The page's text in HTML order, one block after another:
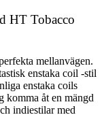
HT Tobacco
mellanvägen.
enstaka coil -stil
enstaka coils
komma åt en mängd
indiestilar med